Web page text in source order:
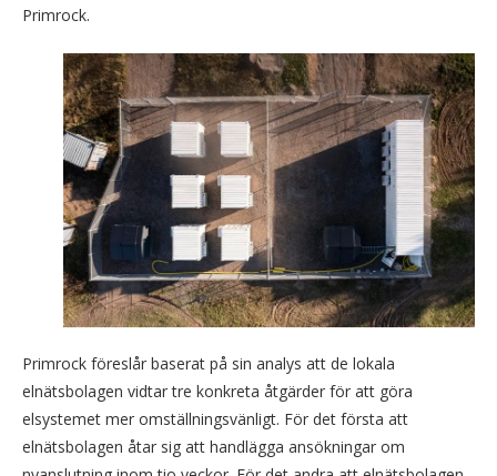
Primrock.
Primrock föreslår baserat på sin analys att de lokala
elnätsbolagen vidtar tre konkreta åtgärder för att göra
elsystemet mer omställningsvänligt. För det första att
elnätsbolagen åtar sig att handlägga ansökningar om